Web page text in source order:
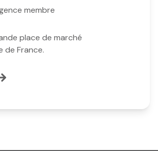
membre
place de marché
de France.